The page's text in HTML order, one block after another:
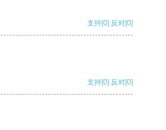
支持[0] 反对[0]
支持[0] 反对[0]